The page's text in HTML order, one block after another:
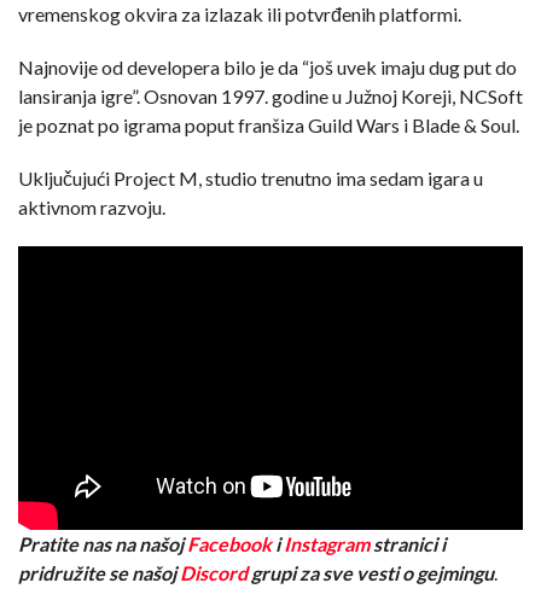
vremenskog okvira za izlazak ili potvrđenih platformi.
Najnovije od developera bilo je da “još uvek imaju dug put do
lansiranja igre”. Osnovan 1997. godine u Južnoj Koreji, NCSoft
je poznat po igrama poput franšiza Guild Wars i Blade & Soul.
Uključujući Project M, studio trenutno ima sedam igara u
aktivnom razvoju.
Pratite nas na našojFacebookiInstagramstranici i
pridružite se našojDiscordgrupi za sve vesti o gejmingu.